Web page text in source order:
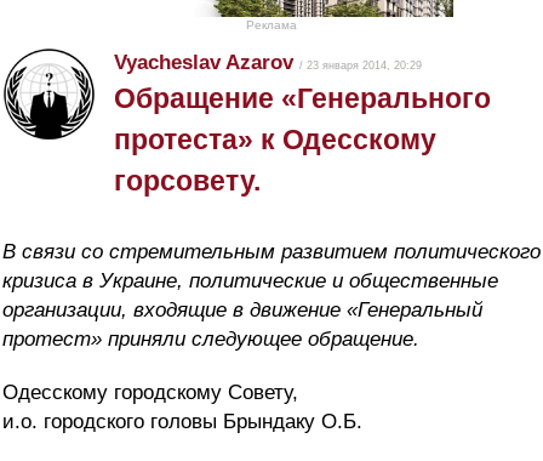
Реклама
Vyacheslav Azarov / 23 января 2014, 20:29
Обращение «Генерального
протеста» к Одесскому
горсовету.
В связи со стремительным развитием политического
кризиса в Украине, политические и общественные
организации, входящие в движение «Генеральный
протест» приняли следующее обращение.
Одесскому городскому Совету,
и.о. городского головы Брындаку О.Б.